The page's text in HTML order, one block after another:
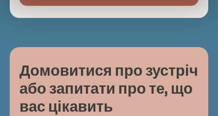
Домовитися про зустріч
або запитати про те, що
вас цікавить